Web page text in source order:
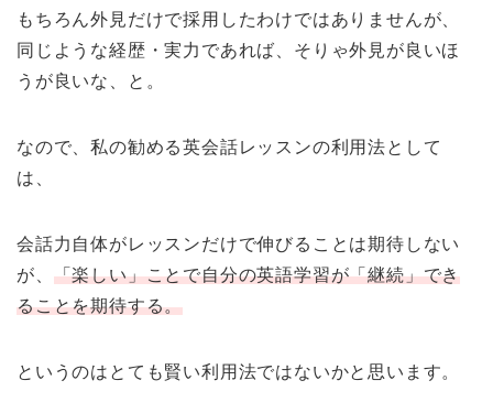
もちろん外見だけで採用したわけではありませんが、
同じような経歴・実力であれば、そりゃ外見が良いほ
うが良いな、と。
なので、私の勧める英会話レッスンの利用法として
は、
会話力自体がレッスンだけで伸びることは期待しない
が、 「楽しい」ことで自分の英語学習が「継続」でき
ることを期待する。
というのはとても賢い利用法ではないかと思います。